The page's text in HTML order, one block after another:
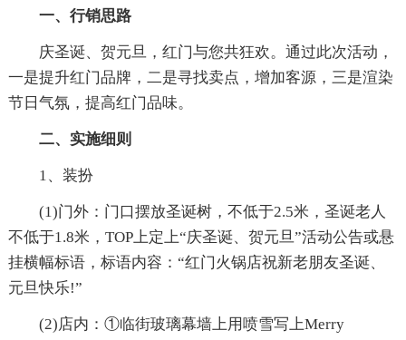
一、行销思路
庆圣诞、贺元旦，红门与您共狂欢。通过此次活动，
一是提升红门品牌，二是寻找卖点，增加客源，三是渲染
节日气氛，提高红门品味。
二、实施细则
1、装扮
(1)门外：门口摆放圣诞树，不低于2.5米，圣诞老人
不低于1.8米，TOP上定上“庆圣诞、贺元旦”活动公告或悬
挂横幅标语，标语内容：“红门火锅店祝新老朋友圣诞、
元旦快乐!”
(2)店内：①临街玻璃幕墙上用喷雪写上Merry